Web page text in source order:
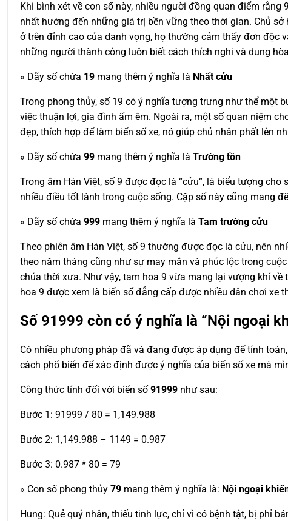
Khi bình xét về con số này, nhiều người đồng quan điểm
nhất hướng đến những giá trị bền vững theo thời gian. Chủ
ở trên đỉnh cao của danh vọng, họ thường cảm thấy đơn độc
những người thành công luôn biết cách thích nghi và dung
» Dãy số chứa 19 mang thêm ý nghĩa là Nhất cửu
Trong phong thủy, số 19 có ý nghĩa tượng trưng như thể một
việc thuận lợi, gia đình ấm êm. Ngoài ra, một số quan niệm
đẹp, thích hợp để làm biển số xe, nó giúp chủ nhân phất lên
» Dãy số chứa 99 mang thêm ý nghĩa là Trường tồn
Trong âm Hán Việt, số 9 được đọc là “cửu”, là biểu tượng
nhiều điều tốt lành trong cuộc sống. Cặp số này cũng mang
» Dãy số chứa 999 mang thêm ý nghĩa là Tam trường cửu
Theo phiên âm Hán Việt, số 9 thường được đọc là cửu, nên
theo năm tháng cũng như sự may mắn và phúc lộc trong
chúa thời xưa. Như vậy, tam hoa 9 vừa mang lại vượng khí
hoa 9 được xem là biển số đẳng cấp được nhiều dân chơi xe
Số 91999 còn có ý nghĩa là “Nội ngoại
Có nhiều phương pháp đã và đang được áp dụng để tính
cách phổ biến để xác định được ý nghĩa của biển số xe mà
Công thức tính đối với biển số91999 như sau:
Bước 1: 91999 / 80 = 1,149.988
Bước 2: 1,149.988 – 1149 = 0.987
Bước 3: 0.987 * 80 = 79
» Con số phong thủy 79 mang thêm ý nghĩa là: Nội ngoại
Hung: Quẻ quý nhân, thiếu tinh lực, chỉ vì có bệnh tật, bị phỉ